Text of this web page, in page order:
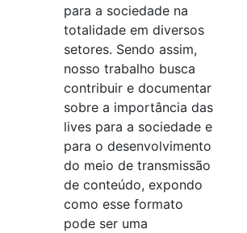
para a sociedade na
totalidade em diversos
setores. Sendo assim,
nosso trabalho busca
contribuir e documentar
sobre a importância das
lives para a sociedade e
para o desenvolvimento
do meio de transmissão
de conteúdo, expondo
como esse formato
pode ser uma